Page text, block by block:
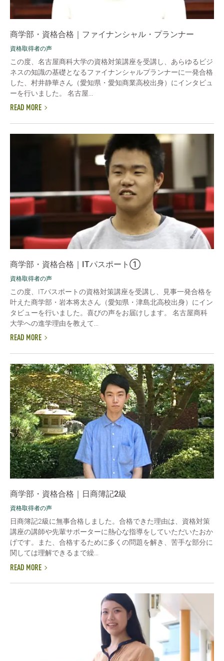
商学部・資格合格｜ファイナンシャル・プランナー
資格取得者の声
この度、名古屋商科大学の資格対策講座を受講し、あらゆるビジ
ネスの知識の基礎となるファイナンシャルプランナーに一発合格
した、村井静華さん（愛知県・愛知商業高校出身）にインタビュ
ーを行いました。 名古屋...
READ MORE
商学部・資格合格｜ITパスポート①
資格取得者の声
この度、ITパスポートの資格対策講座を受講し、見事一発合格を
叶えた商学部・岩本将太さん（愛知県・津島北高校出身）にイン
タビューを行いました。喜びの声をお届けします。 名古屋商科
大学への進学理由を教えて...
READ MORE
商学部・資格合格｜日商簿記2級
資格取得者の声
日商簿記2級に無事合格しました。合格できた理由は、資格対策
講座の講師や先輩サポーターに熱心な指導をしていただいたおか
げです。また、合格するために多くの問題を解き、苦手な部分に
関しては理解できるまで繰...
READ MORE